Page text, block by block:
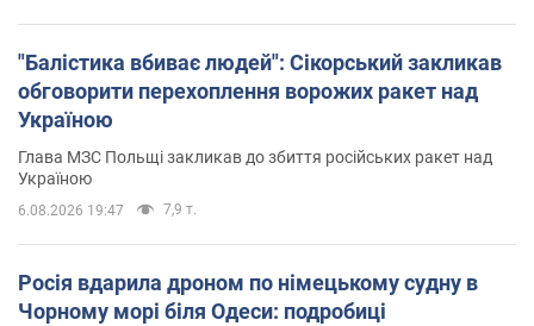
"Балістика вбиває людей": Сікорський закликав
обговорити перехоплення ворожих ракет над
Україною
Глава МЗС Польщі закликав до збиття російських ракет над
Україною
6.08.2026 19:47 7,9 т.
Росія вдарила дроном по німецькому судну в
Чорному морі біля Одеси: подробиці